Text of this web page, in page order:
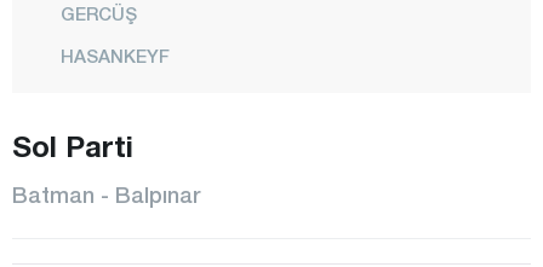
GERCÜŞ
HASANKEYF
KAYAPINAR
KOZLUK
Sol Parti
Batman - Balpınar